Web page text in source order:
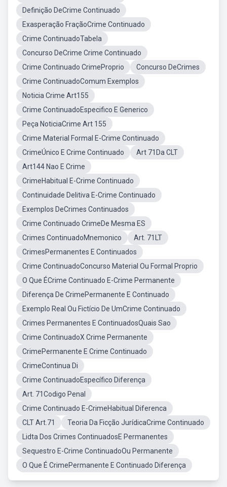
Definição DeCrime Continuado
Exasperação FraçãoCrime Continuado
Crime ContinuadoTabela
Concurso DeCrime Crime Continuado
Crime Continuado CrimeProprio
Concurso DeCrimes
Crime ContinuadoComum Exemplos
Noticia Crime Art155
Crime ContinuadoEspecifico E Generico
Peça NoticiaCrime Art 155
Crime Material Formal E-Crime Continuado
CrimeÚnico E Crime Continuado
Art 71Da CLT
Art144 Nao E Crime
CrimeHabitual E-Crime Continuado
Continuidade Delitiva E-Crime Continuado
Exemplos DeCrimes Continuados
Crime Continuado CrimeDe Mesma ES
Crimes ContinuadoMnemonico
Art. 71LT
CrimesPermanentes E Continuados
Crime ContinuadoConcurso Material Ou Formal Proprio
O Que ÉCrime Continuado E-Crime Permanente
Diferença De CrimePermanente E Continuado
Exemplo Real Ou Fictício De UmCrime Continuado
Crimes Permanentes E ContinuadosQuais Sao
Crime ContinuadoX Crime Permanente
CrimePermanente E Crime Continuado
CrimeContinua Di
Crime ContinuadoEspecífico Diferença
Art. 71Codigo Penal
Crime Continuado E-CrimeHabitual Diferenca
CLT Art.71
Teoria Da Ficção JurídicaCrime Continuado
Lidta Dos Crimes ContinuadosE Permanentes
Sequestro E-Crime ContinuadoOu Permanente
O Que É CrimePermanente E Continuado Diferença